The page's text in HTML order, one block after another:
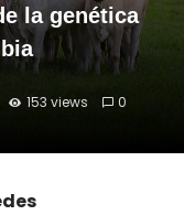
la genética
153 views 0